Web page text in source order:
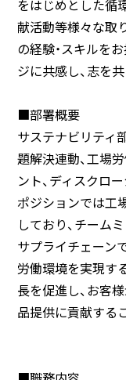
をはじめとした循
献活動等様々な取
の経験・スキルを
ジに共感し、志を
■部署概要
サステナビリティ
題解決連動、工場
ント、ディスクロ
ポジションでは工
しており、チーム
サプライチェーン
労働環境を実現す
長を促進し、お客
品提供に貢献する